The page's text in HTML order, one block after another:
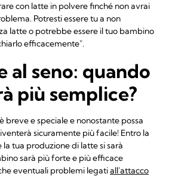
con latte in polvere finché non avrai
Potresti essere tu a non
latte o potrebbe essere il tuo bambino
efficacemente".
al seno: quando
più semplice?
breve e speciale e nonostante possa
sicuramente più facile! Entro la
tua produzione di latte si sarà
sarà più forte e più efficace
eventuali problemi legatiall'attacco